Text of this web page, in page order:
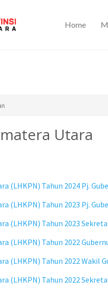
Home
Utara
(LHKPN) Tahun 2024 Pj.
(LHKPN) Tahun 2023 Pj.
(LHKPN) Tahun 2023
(LHKPN) Tahun 2022
(LHKPN) Tahun 2022 Wakil
(LHKPN) Tahun 2022